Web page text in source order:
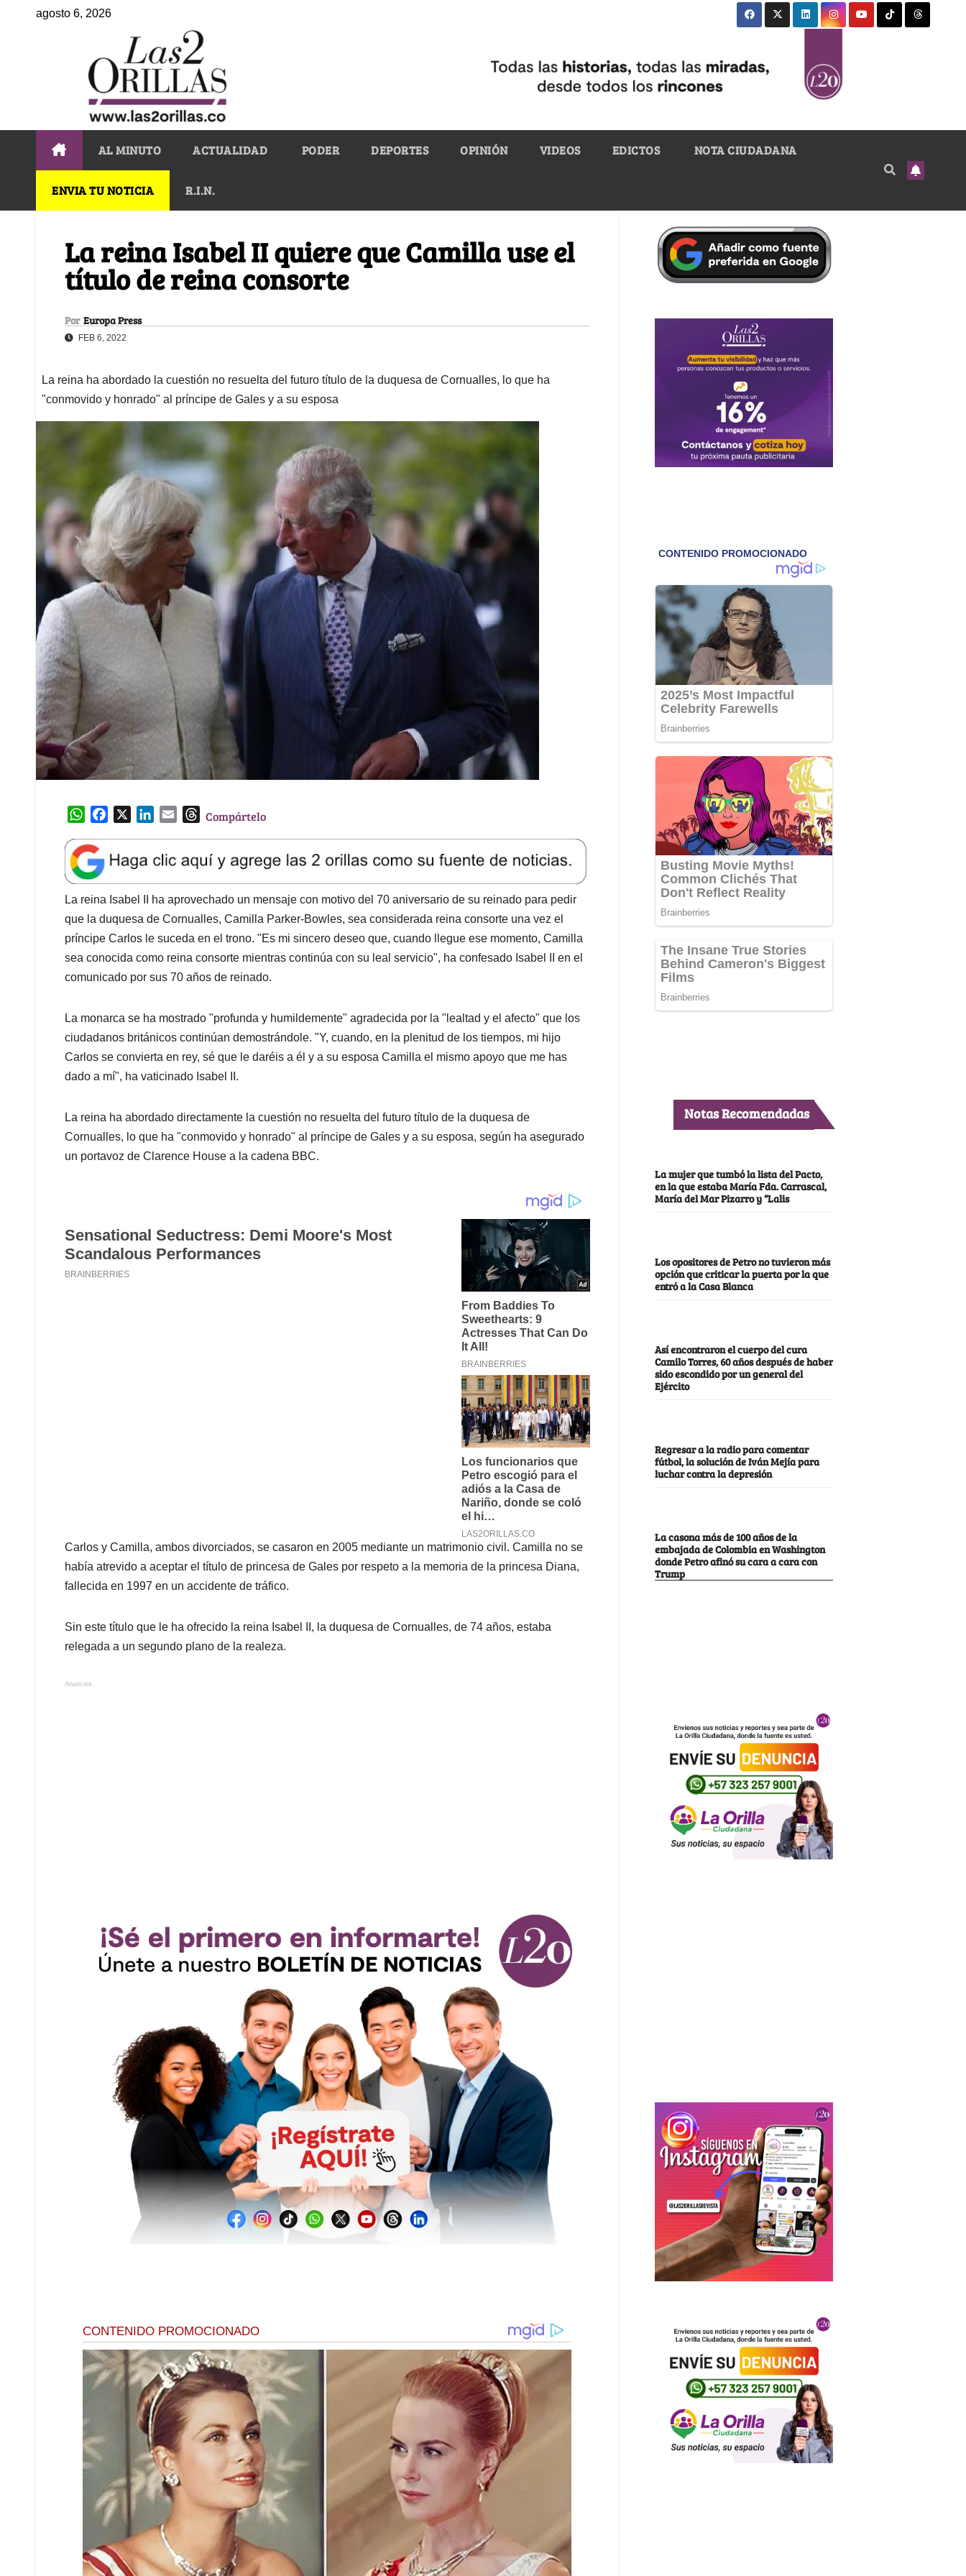
agosto 6, 2026
AL MINUTO ACTUALIDAD PODER DEPORTES OPINIÓN VIDEOS EDICTOS NOTA CIUDADANA
ENVIA TU NOTICIA R.I.N.
La reina Isabel II quiere que Camilla use el
título de reina consorte
Por Europa Press
FEB 6, 2022
La reina ha abordado la cuestión no resuelta del futuro título de la duquesa de Cornualles, lo que ha
"conmovido y honrado" al príncipe de Gales y a su esposa
W
a
t
s
A
p
p
e
b
o
o
k
k
e
d
I
n
l
T
e
a
d
s
Compártelo
La reina Isabel II ha aprovechado un mensaje con motivo del 70 aniversario de su reinado para pedir
que la duquesa de Cornualles, Camilla Parker-Bowles, sea considerada reina consorte una vez el
príncipe Carlos le suceda en el trono. "Es mi sincero deseo que, cuando llegue ese momento, Camilla
sea conocida como reina consorte mientras continúa con su leal servicio", ha confesado Isabel II en el
comunicado por sus 70 años de reinado.
La monarca se ha mostrado "profunda y humildemente" agradecida por la "lealtad y el afecto" que los
ciudadanos británicos continúan demostrándole. "Y, cuando, en la plenitud de los tiempos, mi hijo
Carlos se convierta en rey, sé que le daréis a él y a su esposa Camilla el mismo apoyo que me has
dado a mí", ha vaticinado Isabel II.
La reina ha abordado directamente la cuestión no resuelta del futuro título de la duquesa de
Cornualles, lo que ha "conmovido y honrado" al príncipe de Gales y a su esposa, según ha asegurado
un portavoz de Clarence House a la cadena BBC.
Carlos y Camilla, ambos divorciados, se casaron en 2005 mediante un matrimonio civil. Camilla no se
había atrevido a aceptar el título de princesa de Gales por respeto a la memoria de la princesa Diana,
fallecida en 1997 en un accidente de tráfico.
Sin este título que le ha ofrecido la reina Isabel II, la duquesa de Cornualles, de 74 años, estaba
relegada a un segundo plano de la realeza.
Anuncios.
Notas Recomendadas
La mujer que tumbó la lista del Pacto,
en la que estaba María Fda. Carrascal,
María del Mar Pizarro y “Lalis
Los opositores de Petro no tuvieron más
opción que criticar la puerta por la que
entró a la Casa Blanca
Así encontraron el cuerpo del cura
Camilo Torres, 60 años después de haber
sido escondido por un general del
Ejército
Regresar a la radio para comentar
fútbol, la solución de Iván Mejía para
luchar contra la depresión
La casona más de 100 años de la
embajada de Colombia en Washington
donde Petro afinó su cara a cara con
Trump